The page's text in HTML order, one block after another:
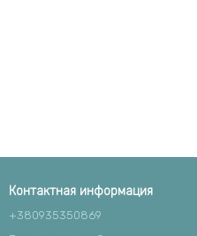
Контактная информация
+380935350869